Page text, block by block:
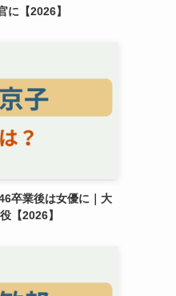
に【2026】
卒業後は女優に｜大
【2026】